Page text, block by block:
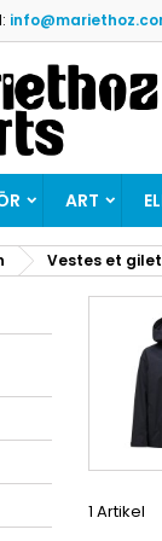
ART
Vestes et
1 Artikel